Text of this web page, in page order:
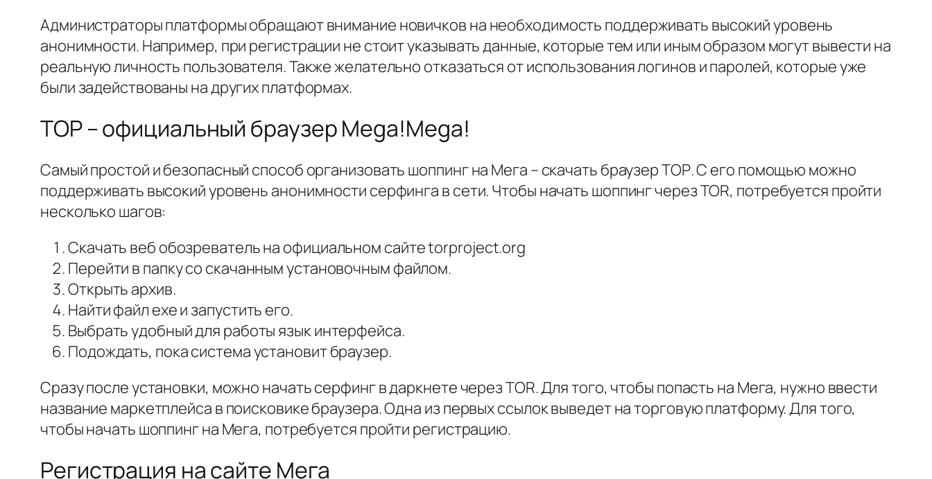
Администраторы платформы обращают внимание новичков на необходимость поддерживать высокий уровень
анонимности. Например, при регистрации не стоит указывать данные, которые тем или иным образом могут вывести на
реальную личность пользователя. Также желательно отказаться от использования логинов и паролей, которые уже
были задействованы на других платформах.
ТОР – официальный браузер Mega!Mega!
Самый простой и безопасный способ организовать шоппинг на Мега – скачать браузер ТОР. С его помощью можно
поддерживать высокий уровень анонимности серфинга в сети. Чтобы начать шоппинг через TOR, потребуется пройти
несколько шагов:
Скачать веб обозреватель на официальном сайте torproject.org
Перейти в папку со скачанным установочным файлом.
Открыть архив.
Найти файл exe и запустить его.
Выбрать удобный для работы язык интерфейса.
Подождать, пока система установит браузер.
Сразу после установки, можно начать серфинг в даркнете через TOR. Для того, чтобы попасть на Мега, нужно ввести
название маркетплейса в поисковике браузера. Одна из первых ссылок выведет на торговую платформу. Для того,
чтобы начать шоппинг на Мега, потребуется пройти регистрацию.
Регистрация на сайте Мега